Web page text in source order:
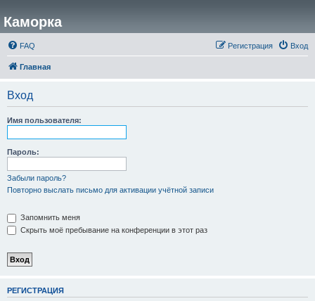
Каморка
FAQ Вход
Регистрация
Главная
Вход
Имя пользователя:
Пароль:
Забыли пароль?
Повторно выслать письмо для активации учётной записи
Запомнить меня
Скрыть моё пребывание на конференции в этот раз
РЕГИСТРАЦИЯ